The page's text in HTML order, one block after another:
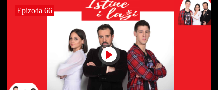
Epizoda 66